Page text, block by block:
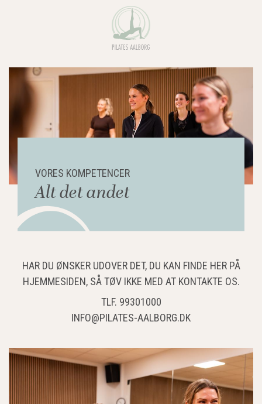
VORES KOMPETENCER
Alt det andet
HAR DU ØNSKER UDOVER DET, DU KAN FINDE HER PÅ
HJEMMESIDEN, SÅ TØV IKKE MED AT KONTAKTE OS.
TLF. 99301000
INFO@PILATES-AALBORG.DK